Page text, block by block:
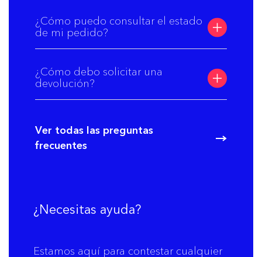
¿Cómo puedo consultar el estado
de mi pedido?
¿Cómo debo solicitar una
devolución?
Ver todas las preguntas
frecuentes
¿Necesitas ayuda?
Estamos aquí para contestar cualquier